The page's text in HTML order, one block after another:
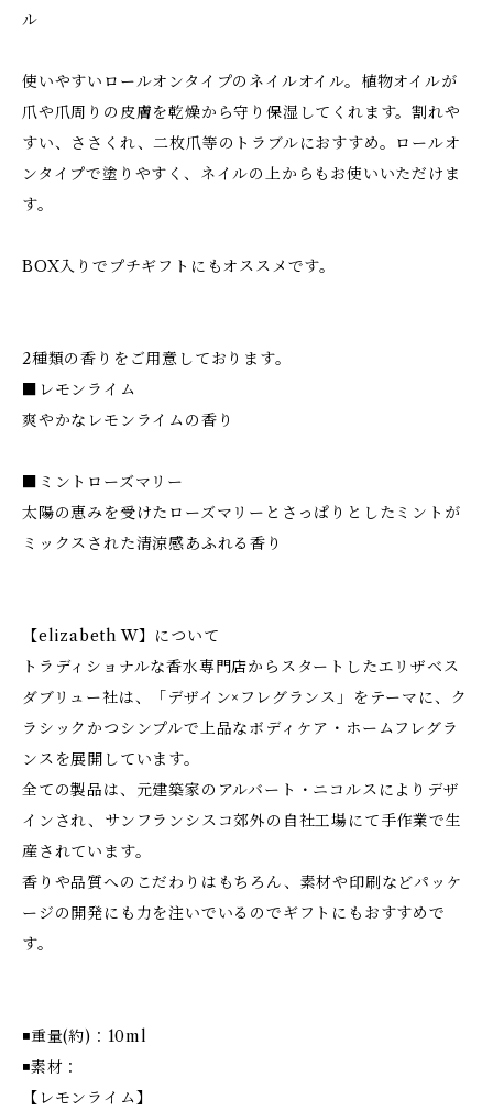
ル
使いやすいロールオンタイプのネイルオイル。植物オイルが
爪や爪周りの皮膚を乾燥から守り保湿してくれます。割れや
すい、ささくれ、二枚爪等のトラブルにおすすめ。ロールオ
ンタイプで塗りやすく、ネイルの上からもお使いいただけま
す。
BOX入りでプチギフトにもオススメです。
2種類の香りをご用意しております。
■レモンライム
爽やかなレモンライムの香り
■ミントローズマリー
太陽の恵みを受けたローズマリーとさっぱりとしたミントが
ミックスされた清涼感あふれる香り
【elizabeth W】について
トラディショナルな香水専門店からスタートしたエリザベス
ダブリュー社は、「デザイン×フレグランス」をテーマに、ク
ラシックかつシンプルで上品なボディケア・ホームフレグラ
ンスを展開しています。
全ての製品は、元建築家のアルバート・ニコルスによりデザ
インされ、サンフランシスコ郊外の自社工場にて手作業で生
産されています。
香りや品質へのこだわりはもちろん、素材や印刷などパッケ
ージの開発にも力を注いでいるのでギフトにもおすすめで
す。
◾️重量(約)：10ml
◾️素材：
【レモンライム】